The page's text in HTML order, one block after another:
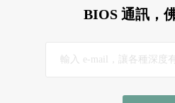
BIOS 通訊，